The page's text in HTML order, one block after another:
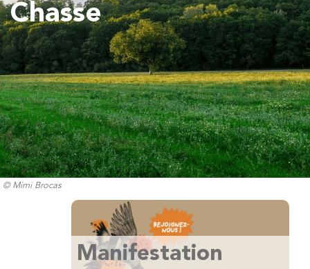
© Mimi Brocas
Chasse
Manifestation